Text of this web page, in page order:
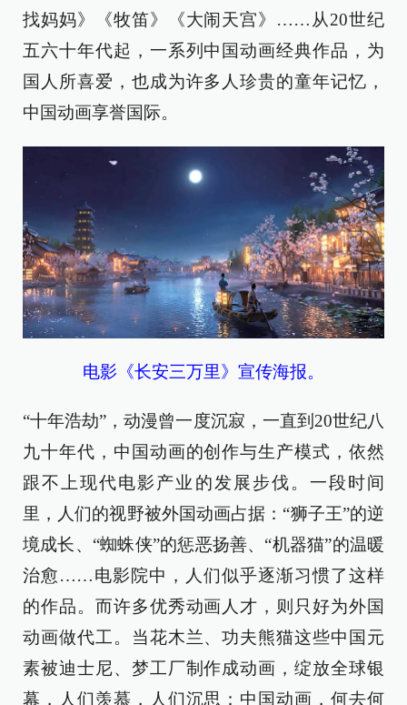
找妈妈》《牧笛》《大闹天宫》……从20世纪
五六十年代起，一系列中国动画经典作品，为
国人所喜爱，也成为许多人珍贵的童年记忆，
中国动画享誉国际。
电影《长安三万里》宣传海报。
“十年浩劫”，动漫曾一度沉寂，一直到20世纪八
九十年代，中国动画的创作与生产模式，依然
跟不上现代电影产业的发展步伐。一段时间
里，人们的视野被外国动画占据：“狮子王”的逆
境成长、“蜘蛛侠”的惩恶扬善、“机器猫”的温暖
治愈……电影院中，人们似乎逐渐习惯了这样
的作品。而许多优秀动画人才，则只好为外国
动画做代工。当花木兰、功夫熊猫这些中国元
素被迪士尼、梦工厂制作成动画，绽放全球银
幕，人们羡慕，人们沉思：中国动画，何去何